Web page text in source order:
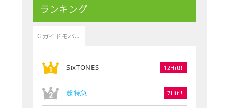
ランキング
Gガイドモバイル
SixTONES 12Hit!!
超特急 7Hit!!